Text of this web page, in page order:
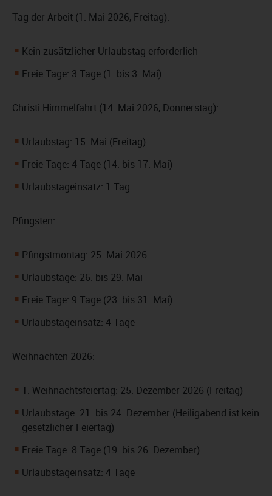
Tag der Arbeit (1. Mai 2026, Freitag):
Kein zusätzlicher Urlaubstag erforderlich
Freie Tage: 3 Tage (1. bis 3. Mai)
Christi Himmelfahrt (14. Mai 2026, Donnerstag):
Urlaubstag: 15. Mai (Freitag)
Freie Tage: 4 Tage (14. bis 17. Mai)
Urlaubstageinsatz: 1 Tag
Pfingsten:
Pfingstmontag: 25. Mai 2026
Urlaubstage: 26. bis 29. Mai
Freie Tage: 9 Tage (23. bis 31. Mai)
Urlaubstageinsatz: 4 Tage
Weihnachten 2026:
1. Weihnachtsfeiertag: 25. Dezember 2026 (Freitag)
Urlaubstage: 21. bis 24. Dezember (Heiligabend ist kein
gesetzlicher Feiertag)
Freie Tage: 8 Tage (19. bis 26. Dezember)
Urlaubstageinsatz: 4 Tage